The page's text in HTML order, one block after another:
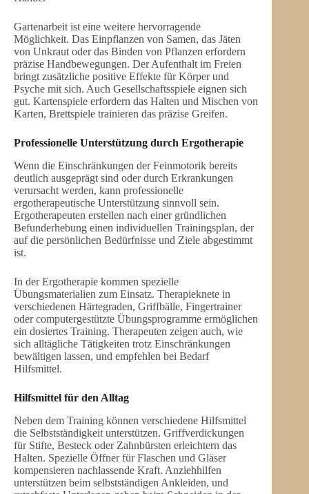
Gartenarbeit ist eine weitere hervorragende
Möglichkeit. Das Einpflanzen von Samen, das Jäten
von Unkraut oder das Binden von Pflanzen erfordern
präzise Handbewegungen. Der Aufenthalt im Freien
bringt zusätzliche positive Effekte für Körper und
Psyche mit sich. Auch Gesellschaftsspiele eignen sich
gut. Kartenspiele erfordern das Halten und Mischen von
Karten, Brettspiele trainieren das präzise Greifen.
Professionelle Unterstützung durch Ergotherapie
Wenn die Einschränkungen der Feinmotorik bereits
deutlich ausgeprägt sind oder durch Erkrankungen
verursacht werden, kann professionelle
ergotherapeutische Unterstützung sinnvoll sein.
Ergotherapeuten erstellen nach einer gründlichen
Befunderhebung einen individuellen Trainingsplan, der
auf die persönlichen Bedürfnisse und Ziele abgestimmt
ist.
In der Ergotherapie kommen spezielle
Übungsmaterialien zum Einsatz. Therapieknete in
verschiedenen Härtegraden, Griffbälle, Fingertrainer
oder computergestützte Übungsprogramme ermöglichen
ein dosiertes Training. Therapeuten zeigen auch, wie
sich alltägliche Tätigkeiten trotz Einschränkungen
bewältigen lassen, und empfehlen bei Bedarf
Hilfsmittel.
Hilfsmittel für den Alltag
Neben dem Training können verschiedene Hilfsmittel
die Selbstständigkeit unterstützen. Griffverdickungen
für Stifte, Besteck oder Zahnbürsten erleichtern das
Halten. Spezielle Öffner für Flaschen und Gläser
kompensieren nachlassende Kraft. Anziehhilfen
unterstützen beim selbstständigen Ankleiden, und